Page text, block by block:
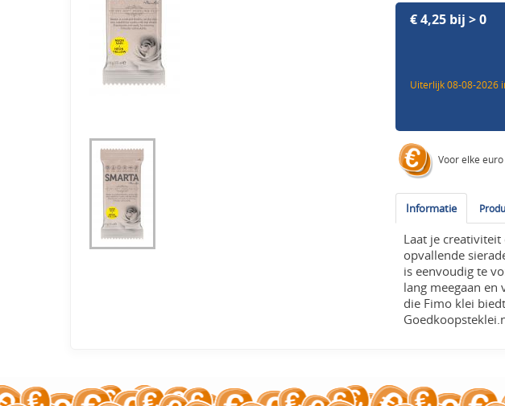
€ 4,25 bij > 0
Uiterlijk 08-08-2026
Voor elke
Informatie
Laat je
opvallende
is eenvoudig te
lang meegaan en
die Fimo klei